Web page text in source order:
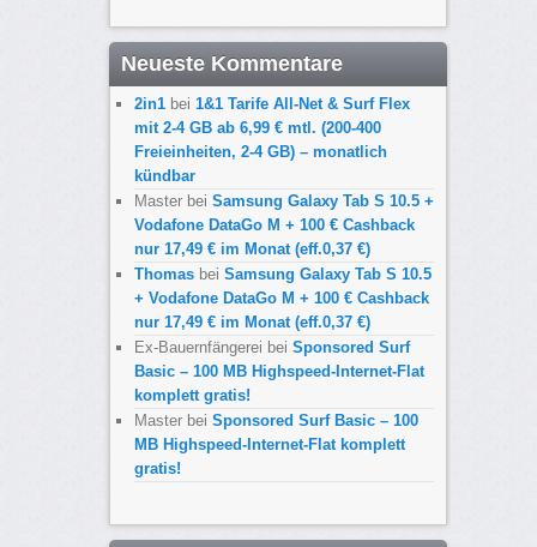
Neueste Kommentare
2in1bei 1&1 Tarife All-Net & Surf Flex
mit 2-4 GB ab 6,99 € mtl. (200-400
Freieinheiten, 2-4 GB) – monatlich
kündbar
Masterbei Samsung Galaxy Tab S 10.5 +
Vodafone DataGo M + 100 € Cashback
nur 17,49 € im Monat (eff.0,37 €)
Thomasbei Samsung Galaxy Tab S 10.5
+ Vodafone DataGo M + 100 € Cashback
nur 17,49 € im Monat (eff.0,37 €)
Ex-Bauernfängerei bei Sponsored Surf
Basic – 100 MB Highspeed-Internet-Flat
komplett gratis!
Masterbei Sponsored Surf Basic – 100
MB Highspeed-Internet-Flat komplett
gratis!